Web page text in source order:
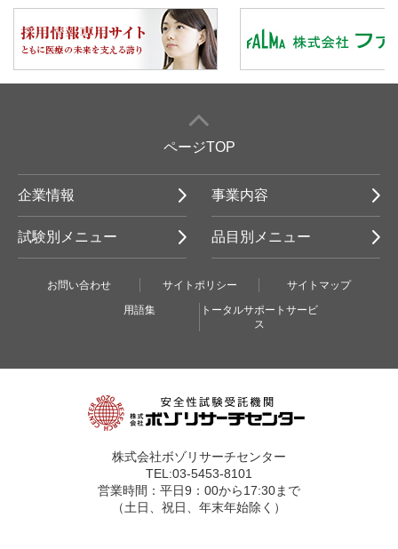
ページTOP
企業情報 事業内容
試験別メニュー 品目別メニュー
お問い合わせ サイトポリシー
サイトマップ
用語集
トータルサポートサービ
ス
株式会社ボゾリサーチセンター
TEL:03-5453-8101
営業時間：平日9：00から17:30まで
（土日、祝日、年末年始除く）